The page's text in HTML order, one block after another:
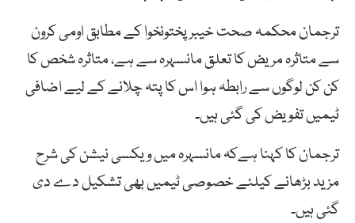
ترجمان محکمہ صحت خیبرپختونخوا کے مطابق اومی کرون
سے متاثرہ مریض کا تعلق مانسہرہ سے ہے، متاثرہ شخص کا
کن کن لوگوں سے رابطہ ہوا اس کا پتہ چلانے کے لیے اضافی
ٹیمیں تفویض کی گئی ہیں۔
ترجمان کا کہنا ہےکہ مانسہرہ میں ویکسی نیشن کی شرح
مزید بڑھانے کیلئے خصوصی ٹیمیں بھی تشکیل دے دی
گئی ہیں۔